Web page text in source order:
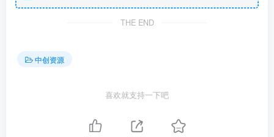
THE END
中创资源
喜欢就支持一下吧